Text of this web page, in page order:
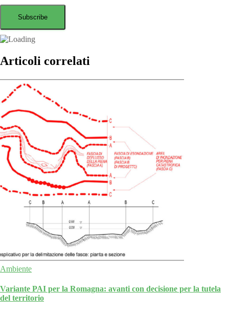
Articoli correlati
Ambiente
Variante PAI per la Romagna: avanti con decisione per la tutela
del territorio